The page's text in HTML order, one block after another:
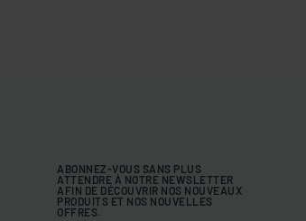
ABONNEZ-VOUS SANS PLUS
ATTENDRE À NOTRE NEWSLETTER
AFIN DE DÉCOUVRIR NOS NOUVEAUX
PRODUITS ET NOS NOUVELLES
OFFRES.